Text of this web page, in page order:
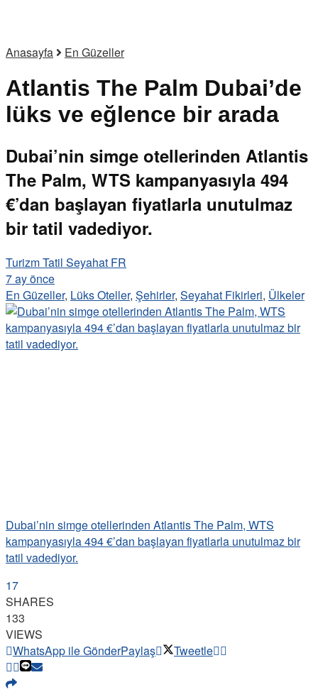
Anasayfa En Güzeller
Atlantis The Palm Dubai’de
lüks ve eğlence bir arada
Dubai’nin simge otellerinden Atlantis
The Palm, WTS kampanyasıyla 494
€’dan başlayan fiyatlarla unutulmaz
bir tatil vadediyor.
Turizm Tatil Seyahat FR
7 ay önce
En Güzeller, Lüks Oteller, Şehirler, Seyahat Fikirleri, Ülkeler
Dubai’nin simge otellerinden Atlantis The Palm, WTS
kampanyasıyla 494 €’dan başlayan fiyatlarla unutulmaz bir
tatil vadediyor.
17
SHARES
133
VIEWS
WhatsApp ile GönderPaylaş Tweetle